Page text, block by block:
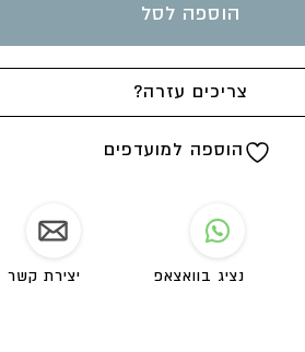
צריכים עזרה?
הוספה לסל
הוספה למועדפים
נציג בוואצאפ יצירת קשר